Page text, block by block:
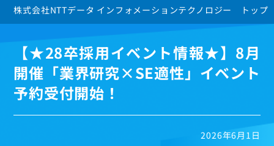
株式会社NTTデータ インフォメーションテクノロジー トップ
【★28卒採用イベント情報★】8月
開催「業界研究×SE適性」イベント
予約受付開始！
2026年6月1日